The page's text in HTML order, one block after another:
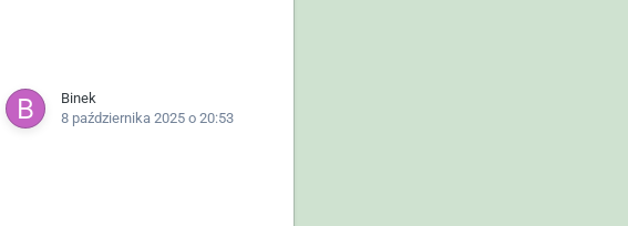
Binek
8 października 2025 o 20:53